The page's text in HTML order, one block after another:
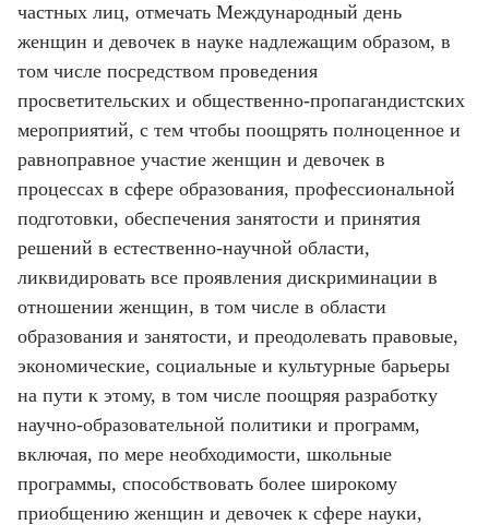
частных лиц, отмечать Международный день
женщин и девочек в науке надлежащим образом, в
том числе посредством проведения
просветительских и общественно-пропагандистских
мероприятий, с тем чтобы поощрять полноценное и
равноправное участие женщин и девочек в
процессах в сфере образования, профессиональной
подготовки, обеспечения занятости и принятия
решений в естественно-научной области,
ликвидировать все проявления дискриминации в
отношении женщин, в том числе в области
образования и занятости, и преодолевать правовые,
экономические, социальные и культурные барьеры
на пути к этому, в том числе поощряя разработку
научно-образовательной политики и программ,
включая, по мере необходимости, школьные
программы, способствовать более широкому
приобщению женщин и девочек к сфере науки,